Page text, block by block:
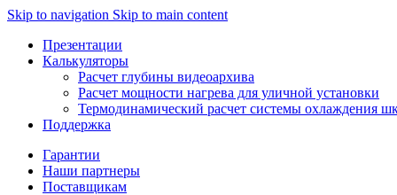
Skip to navigation Skip to main content
Презентации
Калькуляторы
Расчет глубины видеоархива
Расчет мощности нагрева для уличной установки
Термодинамический расчет системы охлаждения
Поддержка
Гарантии
Наши партнеры
Поставщикам